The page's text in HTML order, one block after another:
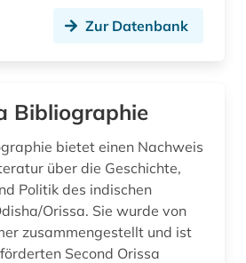
Zur Datenbank
Bibliographie
bietet einen Nachweis
über die Geschichte,
Politik des indischen
Orissa. Sie wurde von
zusammengestellt und ist
Second Orissa